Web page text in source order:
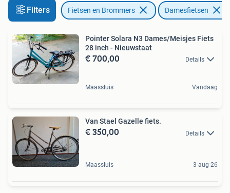
Filters Fietsen en Brommers Damesfietsen
Pointer Solara N3 Dames/Meisjes Fiets
28 inch - Nieuwstaat
€ 700,00 Details
Maassluis Vandaag
Van Stael Gazelle fiets.
€ 350,00 Details
Maassluis 3 aug 26